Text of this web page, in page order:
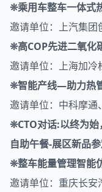
❊乘用车整车一体式
邀请单位：上汽集团
❊高COP先进二氧化
邀请单位：上海加冷
❊智能产线—助力热
邀请单位：中科摩通
❊CTO对话:以终为始
自助午餐-展区新品
❊整车能量管理智能
邀请单位：重庆长安